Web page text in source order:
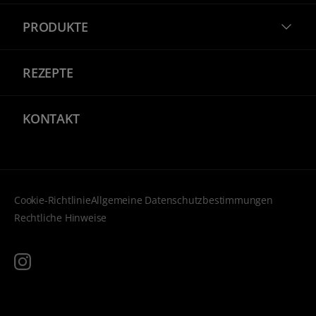
PRODUKTE
REZEPTE
KONTAKT
Cookie-RichtlinieAllgemeine Datenschutzbestimmungen
Rechtliche Hinweise